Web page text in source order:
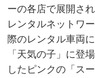
ーの各店で展開さ
レンタルネットワ
際のレンタル車両
「天気の子」に登
したピンクの「ス